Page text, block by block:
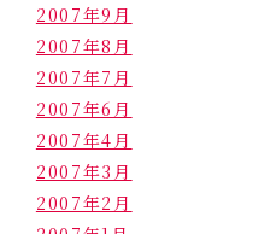
2007年9月
2007年8月
2007年7月
2007年6月
2007年4月
2007年3月
2007年2月